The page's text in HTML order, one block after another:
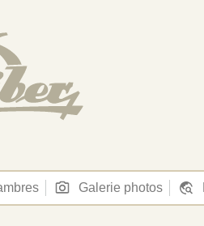
Galerie photos